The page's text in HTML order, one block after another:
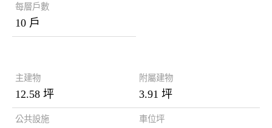
每層戶數
10 戶
主建物
12.58 坪
附屬建物
3.91 坪
公共設施 車位坪